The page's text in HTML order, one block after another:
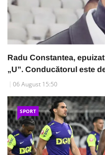
Radu Constantea,
„U”. Conducătorul este
06 August 15:50
SPORT